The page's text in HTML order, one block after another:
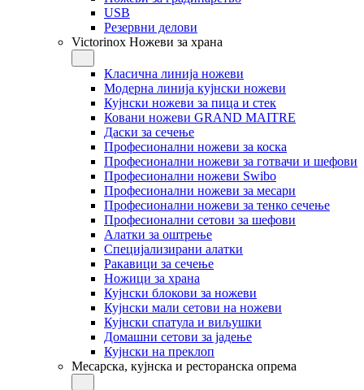
USB
Резервни делови
Victorinox Ножеви за храна
Класична линија ножеви
Модерна линија кујнски ножеви
Кујнски ножеви за пица и стек
Ковани ножеви GRAND MAITRE
Даски за сечење
Професионални ножеви за коска
Професионални ножеви за готвачи и шефови
Професионални ножеви Swibo
Професионални ножеви за месари
Професионални ножеви за тенко сечење
Професионални сетови за шефови
Алатки за оштрење
Специјализирани алатки
Ракавици за сечење
Ножици за храна
Кујнски блокови за ножеви
Кујнски мали сетови на ножеви
Кујнски спатула и виљушки
Домашни сетови за јадење
Кујнски на преклоп
Месарска, кујнска и ресторанска опрема